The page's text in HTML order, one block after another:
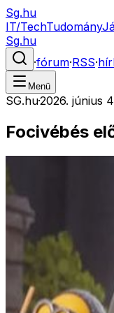
Sg.hu
IT/TechTudomány
Sg.hu
·fórum·RSS·
Menü
SG.hu·2026. június
Focivébés